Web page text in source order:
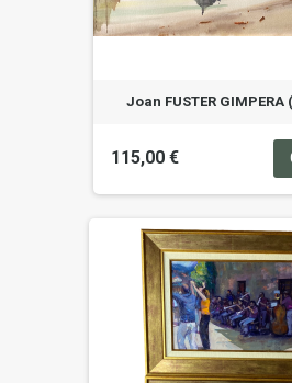
Joan FUSTER GIMPERA
115,00 €